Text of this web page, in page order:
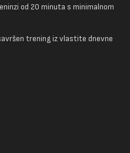
od 20 minuta s minimalnom
trening iz vlastite dnevne